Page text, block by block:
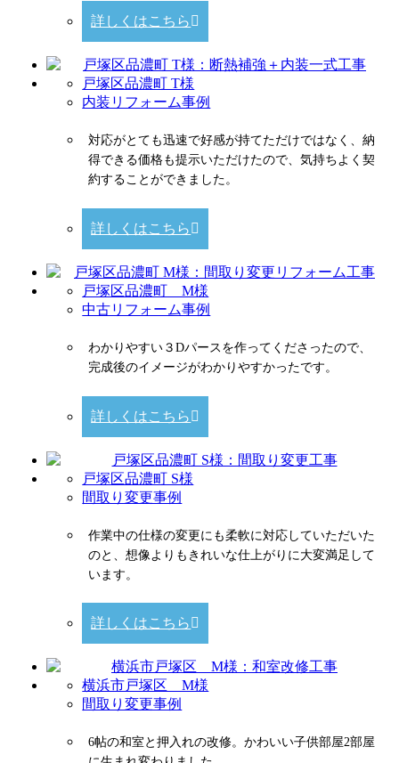
詳しくはこちら
戸塚区品濃町 T様
内装リフォーム事例
対応がとても迅速で好感が持てただけではなく、納
得できる価格も提示いただけたので、気持ちよく契
約することができました。
詳しくはこちら
戸塚区品濃町 M様
中古リフォーム事例
わかりやすい３Dパースを作ってくださったので、
完成後のイメージがわかりやすかったです。
詳しくはこちら
戸塚区品濃町 S様
間取り変更事例
作業中の仕様の変更にも柔軟に対応していただいた
のと、想像よりもきれいな仕上がりに大変満足して
います。
詳しくはこちら
横浜市戸塚区 M様
間取り変更事例
6帖の和室と押入れの改修。かわいい子供部屋2部屋